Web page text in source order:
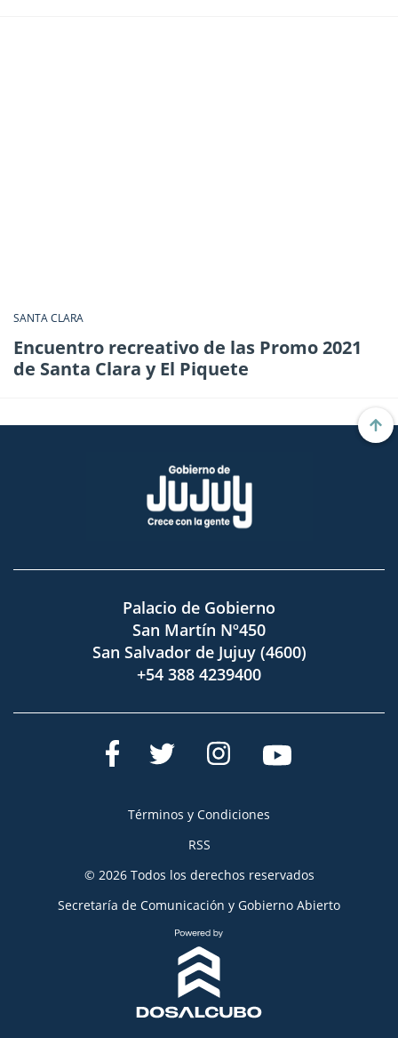
SANTA CLARA
Encuentro recreativo de las Promo 2021
de Santa Clara y El Piquete
Palacio de Gobierno
San Martín Nº450
San Salvador de Jujuy (4600)
+54 388 4239400
Términos y Condiciones
RSS
© 2026 Todos los derechos reservados
Secretaría de Comunicación y Gobierno Abierto